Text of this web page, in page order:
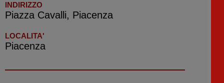
INDIRIZZO
Piazza Cavalli, Piacenza
LOCALITA'
Piacenza